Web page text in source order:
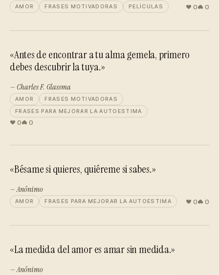
AMOR FRASES MOTIVADORAS PELÍCULAS 0 0
«Antes de encontrar a tu alma gemela, primero
debes descubrir la tuya.»
— Charles F. Glassma
AMOR
FRASES MOTIVADORAS
FRASES PARA MEJORAR LA AUTOESTIMA
0 0
«Bésame si quieres, quiéreme si sabes.»
— Anónimo
AMOR FRASES PARA MEJORAR LA AUTOESTIMA 0 0
«La medida del amor es amar sin medida.»
— Anónimo